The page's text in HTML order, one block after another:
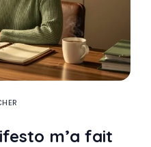
m’a fait